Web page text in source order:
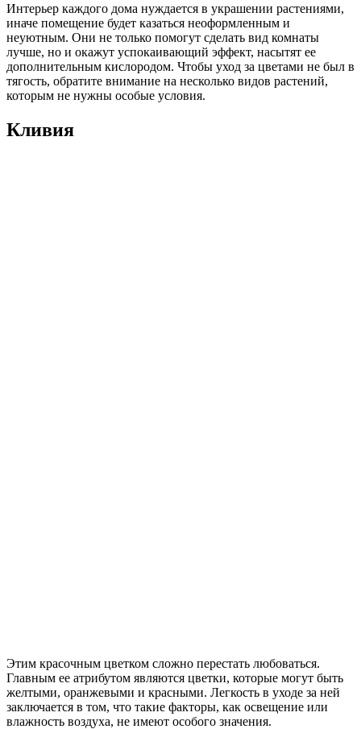
Интерьер каждого дома нуждается в украшении растениями,
иначе помещение будет казаться неоформленным и
неуютным. Они не только помогут сделать вид комнаты
лучше, но и окажут успокаивающий эффект, насытят ее
дополнительным кислородом. Чтобы уход за цветами не был в
тягость, обратите внимание на несколько видов растений,
которым не нужны особые условия.
Кливия
Этим красочным цветком сложно перестать любоваться.
Главным ее атрибутом являются цветки, которые могут быть
желтыми, оранжевыми и красными. Легкость в уходе за ней
заключается в том, что такие факторы, как освещение или
влажность воздуха, не имеют особого значения.